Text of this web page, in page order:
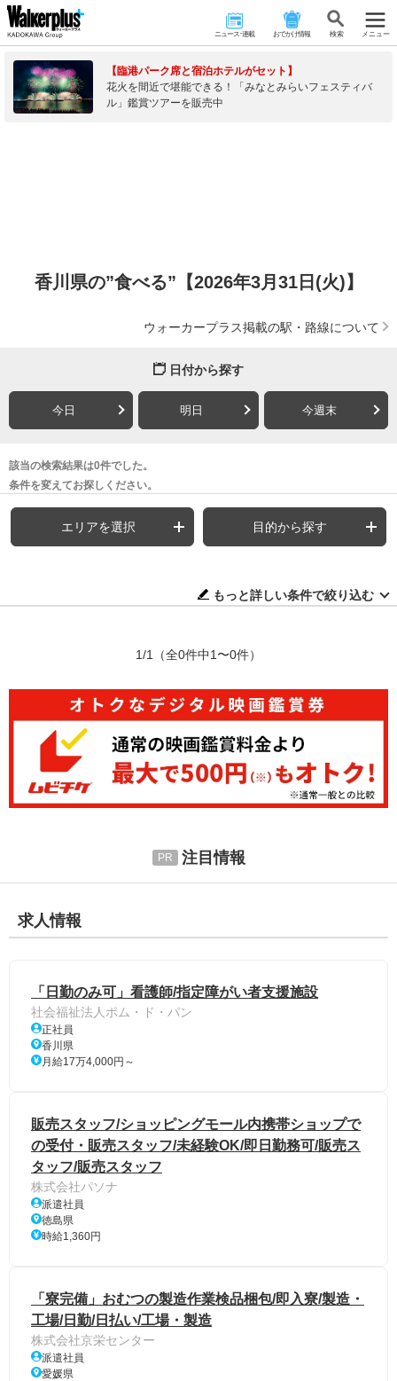
ニュース･連載 おでかけ情報 検 索 メニュー
【臨港パーク席と宿泊ホテルがセット】
花火を間近で堪能できる！「みなとみらいフェスティバ
ル」鑑賞ツアーを販売中
香川県の”食べる”【2026年3月31日(火)】
ウォーカープラス掲載の駅・路線について
日付から探す
今日 明日 今週末
該当の検索結果は0件でした。
条件を変えてお探しください。
エリアを選択 目的から探す
もっと詳しい条件で絞り込む
1/1 （全0件中1〜0件）
注目情報
求人情報
「日勤のみ可」看護師/指定障がい者支援施設
社会福祉法人ポム・ド・パン
正社員
香川県
月給17万4,000円～
販売スタッフ/ショッピングモール内携帯ショップで
の受付・販売スタッフ/未経験OK/即日勤務可/販売ス
タッフ/販売スタッフ
株式会社パソナ
派遣社員
徳島県
時給1,360円
「寮完備」おむつの製造作業検品梱包/即入寮/製造・
工場/日勤/日払い/工場・製造
株式会社京栄センター
派遣社員
愛媛県